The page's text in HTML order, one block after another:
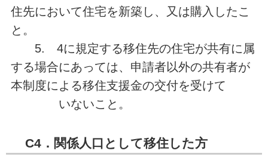
住先において住宅を新築し、又は購入したこ
と。
5. 4に規定する移住先の住宅が共有に属
する場合にあっては、申請者以外の共有者が
本制度による移住支援金の交付を受けて
いないこと。
C4．関係人口として移住した方